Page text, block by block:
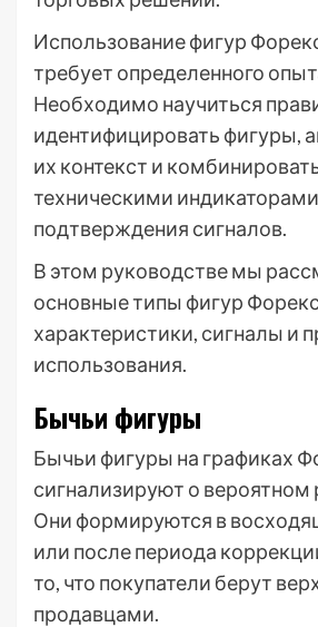
Использование фигур
требует определенного
Необходимо научиться
идентифицировать фигуры,
их контекст и
техническими
подтверждения сигналов.
В этом руководстве мы
основные типы фигур
характеристики, сигналы и
использования.
Бычьи фигуры
Бычьи фигуры на графиках
сигнализируют о вероятном
Они формируются в
или после периода
то, что покупатели берут
продавцами.